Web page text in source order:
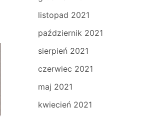
listopad 2021
październik 2021
sierpień 2021
czerwiec 2021
maj 2021
kwiecień 2021